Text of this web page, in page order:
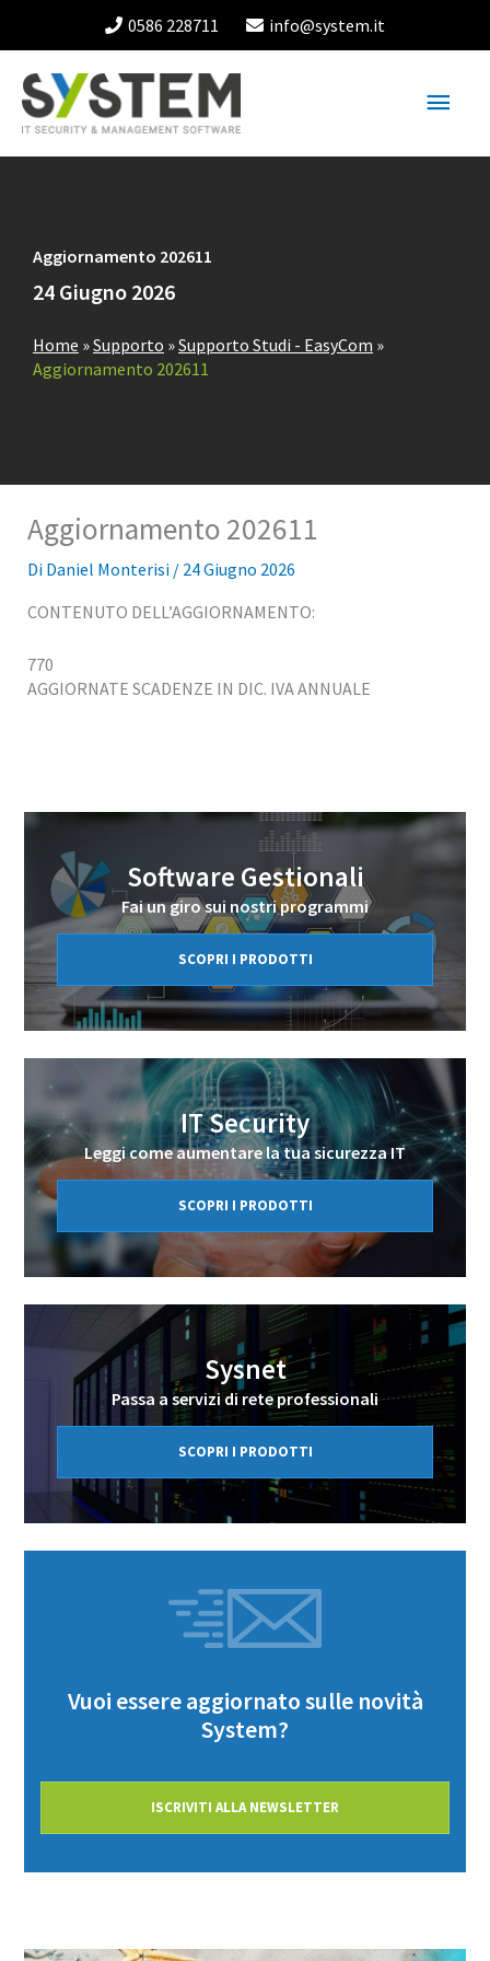
0586 228711 info@system.it
Aggiornamento 202611
24 Giugno 2026
Home »Supporto »Supporto Studi - EasyCom »
Aggiornamento 202611
Aggiornamento 202611
Di Daniel Monterisi / 24 Giugno 2026
CONTENUTO DELL’AGGIORNAMENTO:
770
AGGIORNATE SCADENZE IN DIC. IVA ANNUALE
Software Gestionali
Fai un giro sui nostri programmi
SCOPRI I PRODOTTI
IT Security
Leggi come aumentare la tua sicurezza IT
SCOPRI I PRODOTTI
Sysnet
Passa a servizi di rete professionali
SCOPRI I PRODOTTI
Vuoi essere aggiornato sulle novità
System?
ISCRIVITI ALLA NEWSLETTER